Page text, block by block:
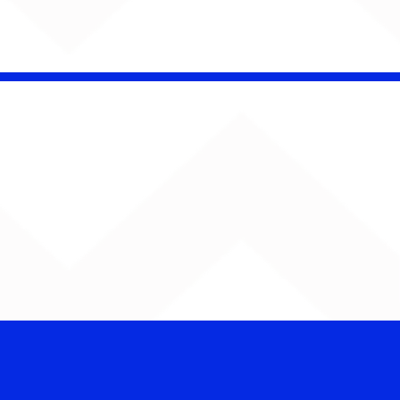
Barão Vermelho reúne